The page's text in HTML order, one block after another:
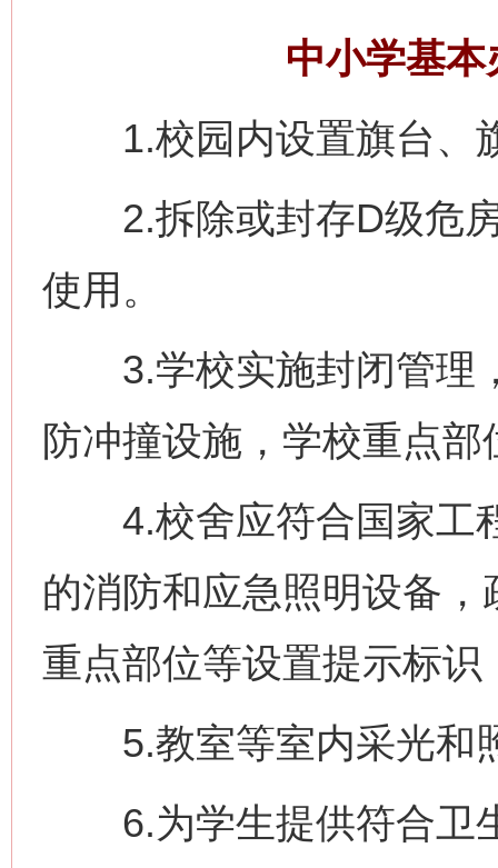
中小学基
1.校园内设置旗台、
2.拆除或封存D级危房
使用。
3.学校实施封闭管理
防冲撞设施，学校重点
4.校舍应符合国家工
的消防和应急照明设备
重点部位等设置提示标
5.教室等室内采光和
6.为学生提供符合卫